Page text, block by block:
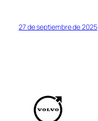
27 de septiembre de 2025